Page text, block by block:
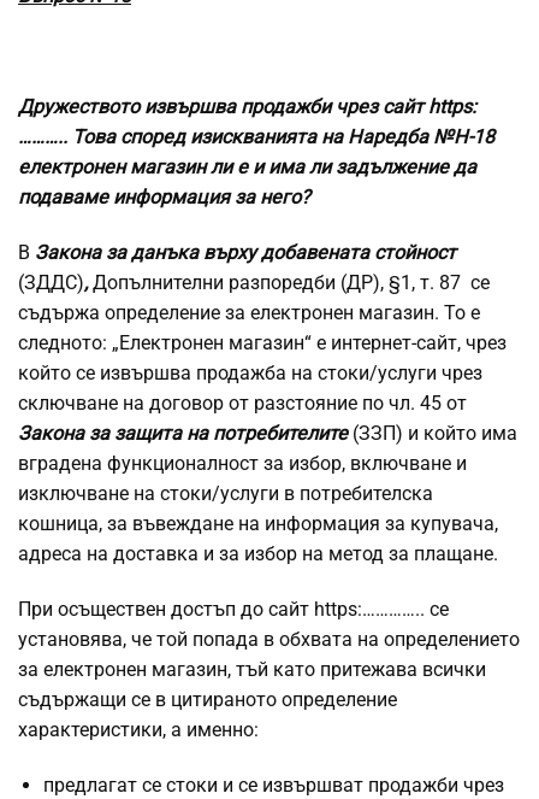
Дружеството извършва продажби чрез сайт https:
……….. Това според изискванията на Наредба №Н-18
електронен магазин ли е и има ли задължение да
подаваме информация за него?
В Закона за данъка върху добавената стойност
(ЗДДС),Допълнителни разпоредби (ДР), §1, т. 87 се
съдържа определение за електронен магазин. То е
следното: „Електронен магазин“ е интернет-сайт, чрез
който се извършва продажба на стоки/услуги чрез
сключване на договор от разстояние по чл. 45 от
Закона за защита на потребителите (ЗЗП) и който има
вградена функционалност за избор, включване и
изключване на стоки/услуги в потребителска
кошница, за въвеждане на информация за купувача,
адреса на доставка и за избор на метод за плащане.
При осъществен достъп до сайт https:………….. се
установява, че той попада в обхвата на определението
за електронен магазин, тъй като притежава всички
съдържащи се в цитираното определение
характеристики, а именно:
предлагат се стоки и се извършват продажби чрез